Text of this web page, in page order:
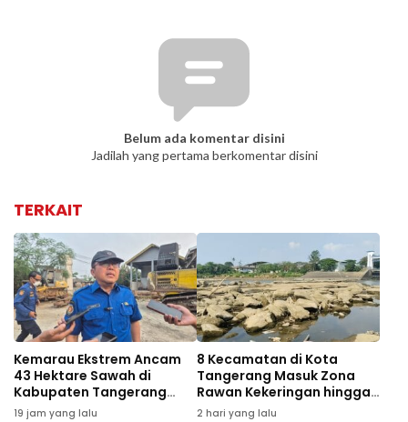
Belum ada komentar disini
Jadilah yang pertama berkomentar disini
TERKAIT
Kemarau Ekstrem Ancam
43 Hektare Sawah di
Kabupaten Tangerang
Gagal Panen
19 jam yang lalu
8 Kecamatan di Kota
Tangerang Masuk Zona
Rawan Kekeringan hingga
September 2026
2 hari yang lalu